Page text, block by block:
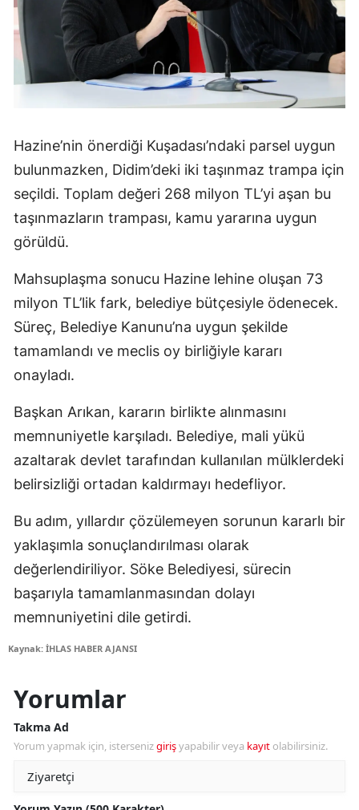
Hazine’nin önerdiği Kuşadası’ndaki parsel uygun
bulunmazken, Didim’deki iki taşınmaz trampa için
seçildi. Toplam değeri 268 milyon TL’yi aşan bu
taşınmazların trampası, kamu yararına uygun
görüldü.
Mahsuplaşma sonucu Hazine lehine oluşan 73
milyon TL’lik fark, belediye bütçesiyle ödenecek.
Süreç, Belediye Kanunu’na uygun şekilde
tamamlandı ve meclis oy birliğiyle kararı
onayladı.
Başkan Arıkan, kararın birlikte alınmasını
memnuniyetle karşıladı. Belediye, mali yükü
azaltarak devlet tarafından kullanılan mülklerdeki
belirsizliği ortadan kaldırmayı hedefliyor.
Bu adım, yıllardır çözülemeyen sorunun kararlı bir
yaklaşımla sonuçlandırılması olarak
değerlendiriliyor. Söke Belediyesi, sürecin
başarıyla tamamlanmasından dolayı
memnuniyetini dile getirdi.
Kaynak: İHLAS HABER AJANSI
Yorumlar
Takma Ad
Yorum yapmak için, istersenizgirişyapabilir veya kayıt olabilirsiniz.